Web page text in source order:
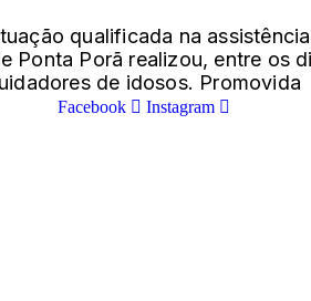
qualificada na
Porã realizou, entre os
de idosos. Promovida
Facebook Instagram